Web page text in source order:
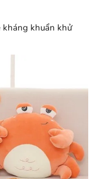
kháng khuẩn khử